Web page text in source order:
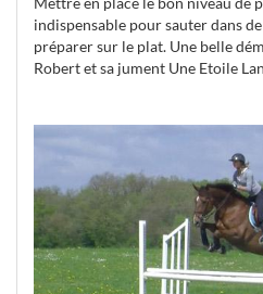
indispensable pour sauter dans
préparer sur le plat. Une belle
Robert et sa jument Une Etoile